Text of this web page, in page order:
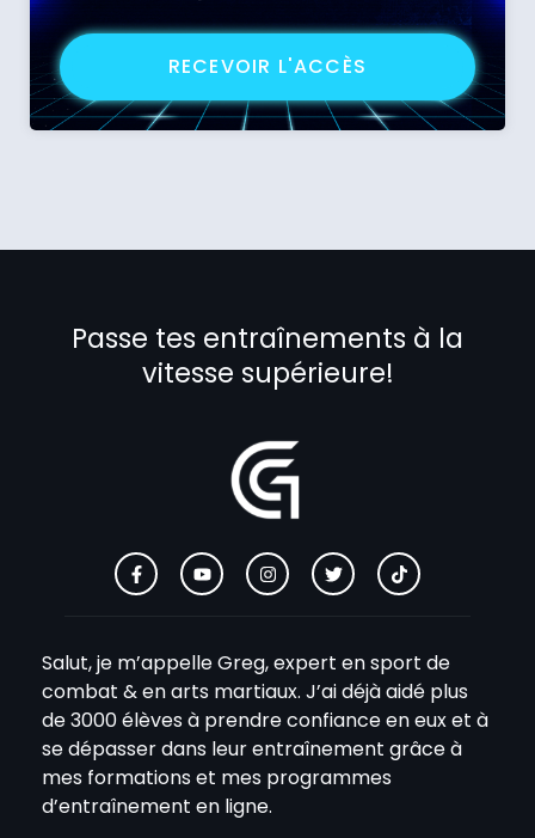
RECEVOIR L'ACCÈS
Passe tes entraînements à la
vitesse supérieure!
Salut, je m’appelle Greg, expert en sport de
combat & en arts martiaux. J’ai déjà aidé plus
de 3000 élèves à prendre confiance en eux et à
se dépasser dans leur entraînement grâce à
mes formations et mes programmes
d’entraînement en ligne.